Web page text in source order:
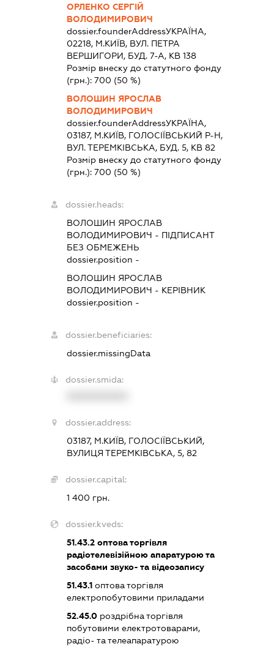
ОРЛЕНКО СЕРГІЙ
ВОЛОДИМИРОВИЧ
dossier.founderAddressУКРАЇНА,
02218, М.КИЇВ, ВУЛ. ПЕТРА
ВЕРШИГОРИ, БУД. 7-А, КВ 138
Розмір внеску до статутного фонду
(грн.):700 (50 %)
ВОЛОШИН ЯРОСЛАВ
ВОЛОДИМИРОВИЧ
dossier.founderAddressУКРАЇНА,
03187, М.КИЇВ, ГОЛОСІЇВСЬКИЙ Р-Н,
ВУЛ. ТЕРЕМКІВСЬКА, БУД. 5, КВ 82
Розмір внеску до статутного фонду
(грн.):700 (50 %)
dossier.heads:
ВОЛОШИН ЯРОСЛАВ
ВОЛОДИМИРОВИЧ - ПІДПИСАНТ
БЕЗ ОБМЕЖЕНЬ
dossier.position -
ВОЛОШИН ЯРОСЛАВ
ВОЛОДИМИРОВИЧ - КЕРІВНИК
dossier.position -
dossier.beneficiaries:
dossier.missingData
dossier.smida:
dossier.address:
03187, М.КИЇВ, ГОЛОСІЇВСЬКИЙ,
ВУЛИЦЯ ТЕРЕМКІВСЬКА, 5, 82
dossier.capital:
1 400 грн.
dossier.kveds:
51.43.2 оптова торгівля
радіотелевізійною апаратурою та
засобами звуко- та відеозапису
51.43.1 оптова торгівля
електропобутовими приладами
52.45.0 роздрібна торгівля
побутовими електротоварами,
радіо- та телеапаратурою